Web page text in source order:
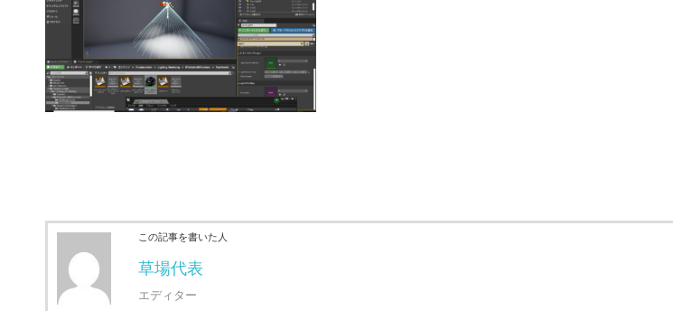
この記事を書いた人
草場代表
エディター